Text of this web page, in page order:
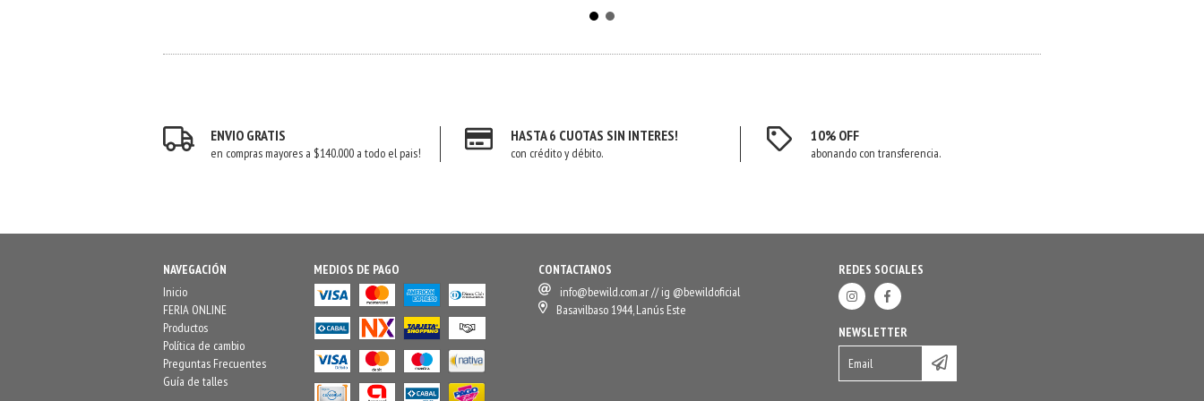
ENVIO GRATIS
en compras mayores a $140.000 a todo el pais!
HASTA 6 CUOTAS SIN INTERES!
con crédito y débito.
10% OFF
abonando con transferencia.
NAVEGACIÓN
Inicio
FERIA ONLINE
Productos
Política de cambio
Preguntas Frecuentes
Guía de talles
MEDIOS DE PAGO
CONTACTANOS
info@bewild.com.ar// ig @bewildoficial
Basavilbaso 1944, Lanús Este
REDES SOCIALES
NEWSLETTER